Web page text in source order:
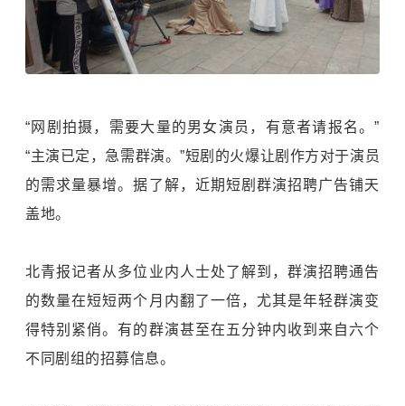
“网剧拍摄，需要大量的男女演员，有意者请报名。”
“主演已定，急需群演。”短剧的火爆让剧作方对于演员
的需求量暴增。据了解，近期短剧群演招聘广告铺天
盖地。
北青报记者从多位业内人士处了解到，群演招聘通告
的数量在短短两个月内翻了一倍，尤其是年轻群演变
得特别紧俏。有的群演甚至在五分钟内收到来自六个
不同剧组的招募信息。